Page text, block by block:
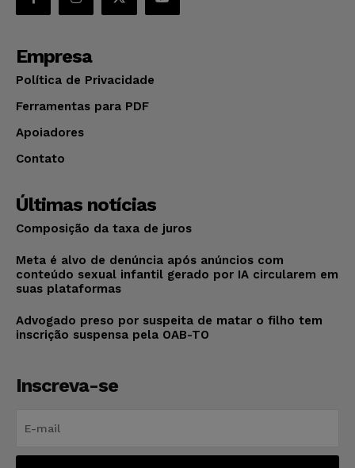
Empresa
Política de Privacidade
Ferramentas para PDF
Apoiadores
Contato
Últimas notícias
Composição da taxa de juros
Meta é alvo de denúncia após anúncios com
conteúdo sexual infantil gerado por IA circularem em
suas plataformas
Advogado preso por suspeita de matar o filho tem
inscrição suspensa pela OAB-TO
Inscreva-se